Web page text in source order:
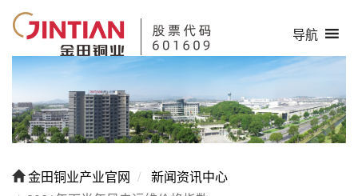
导航
金田铜业产业官网
新闻资讯中心